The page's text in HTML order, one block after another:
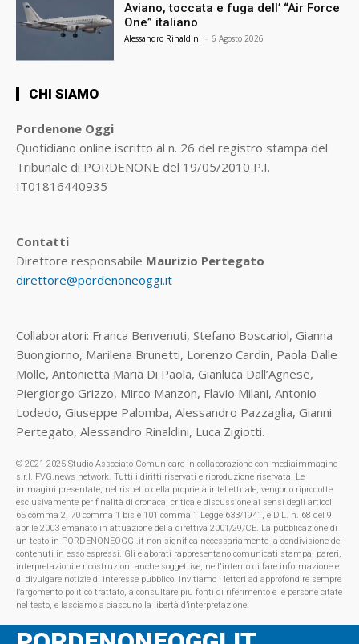
Aviano, toccata e fuga dell’ “Air Force
One” italiano
Alessandro Rinaldini - 6 Agosto 2026
CHI SIAMO
Pordenone Oggi
Quotidiano online iscritto al n. 26 del registro stampa del
Tribunale di PORDENONE del 19/05/2010 P.I.
IT01816440935
Contatti
Direttore responsabile Maurizio Pertegato
direttore@pordenoneoggi.it
Collaboratori: Franca Benvenuti, Stefano Boscariol, Gianna
Buongiorno, Marilena Brunetti, Lorenzo Cardin, Paola Dalle
Molle, Antonietta Maria Di Paola, Gianluca Dall’Agnese,
Piergiorgo Grizzo, Mirco Manzon, Flavio Milani, Antonio
Lodedo, Giuseppe Palomba, Alessandro Pazzaglia, Gianni
Pertegato, Alessandro Rinaldini, Luca Zigiotti.
© 2021-2025 Studio Associato Comunicare in collaborazione con mediaimmagine
s.r.l. FVG.news network. Tutti i diritti riservati e riproduzione riservata. Le
immagini presentate, nel rispetto della proprietà intellettuale, vengono riprodotte
esclusivamente per finalità di cronaca, critica e discussione ai sensi degli articoli
65 comma 2, 70 comma 1 bis e 101 comma 1 Legge 633/1941, e D.L. n. 68 del 9
aprile 2003 emanato in attuazione della direttiva 2001/29/CE. La pubblicazione di
un testo in PORDENONEOGGI.it non significa necessariamente la condivisione dei
contenuti in esso espressi. Gli elaborati rappresentano comunicati stampa, pareri,
interpretazioni e ricostruzioni anche soggettive, nell'intento di fare informazione e
di divulgare notizie di interesse pubblico. Invitiamo i lettori ad approfondire sempre
l’argomento politico trattato, a consultare più fonti di riferimento e le persone citate
nel testo, e lasciamo a ciascuno la libertà d’interpretazione.